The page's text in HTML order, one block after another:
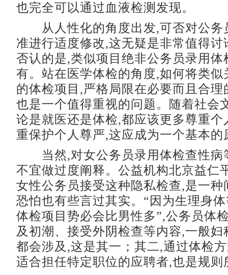
也完全可以通过血液检测发现。
从人性化的角度出发,可否对公务
准进行适度修改,这无疑是非常值得讨
否认的是,类似项目绝非公务员录用体
有。站在医学体检的角度,如何将类似
的体检项目,严格局限在必要而且合理
也是一个值得重视的问题。随着社会
论是就医还是体检,都应该更多尊重个
重保护个人尊严,这应成为一个基本的
当然,对女公务员录用体检查性病
不宜做过度阐释。公益机构北京益仁
女性公务员接受这种隐私检查,是一种
恐怕也有些言过其实。“因为生理身
体检项目势必会比男性多”,公务员体
及初潮、接受外阴检查等内容,一般妇
都会涉及,这是其一；其二,通过体检
适合担任特定职位的应聘者,也是规则